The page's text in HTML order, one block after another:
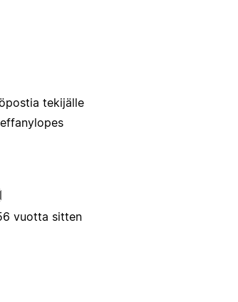
tekijälle
vuotta sitten